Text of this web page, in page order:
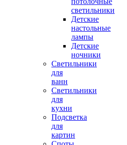
светильники
Детские
настольные
лампы
Детские
ночники
Светильники
для
ванн
Светильники
для
кухни
Подсветка
для
картин